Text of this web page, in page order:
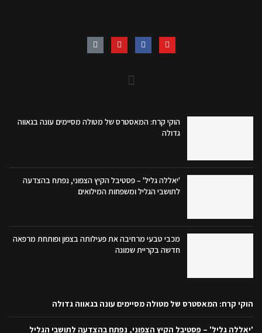
הוקי קרח: המאסטרס של מטולה מסיימים עונה בגאווה
גדולה
'יאללה גליל' – פסטיבל הקיץ הצפוני, נפתח בהצדעה
לתושבי הגליל ומשפחות המילואים
מכבי טבעי מרחיבה את פעילותה בצפון ופותחת מרפאה
חדשה בקריית שמונה
הוקי קרח: המאסטרס של מטולה מסיימים עונה בגאווה גדולה
'יאללה גליל' – פסטיבל הקיץ הצפוני, נפתח בהצדעה לתושבי הגליל